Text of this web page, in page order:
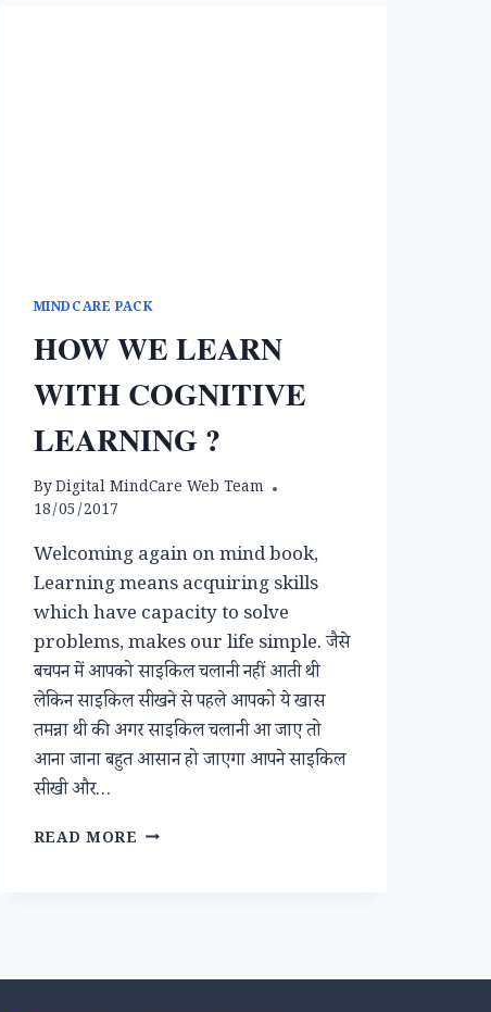
MINDCARE PACK
HOW WE LEARN
WITH COGNITIVE
LEARNING ?
ByDigital MindCare Web Team
18/05/2017
Welcoming again on mind book,
Learning means acquiring skills
which have capacity to solve
problems, makes our life simple. जैसे
बचपन में आपको साइकिल चलानी नहीं आती थी
लेकिन साइकिल सीखने से पहले आपको ये खास
तमन्ना थी की अगर साइकिल चलानी आ जाए तो
आना जाना बहुत आसान हो जाएगा आपने साइकिल
सीखी और…
READ MORE HOW